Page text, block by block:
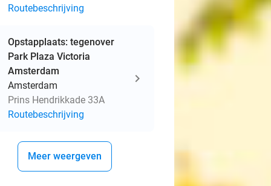
Routebeschrijving
Opstapplaats: tegenover
Park Plaza Victoria
Amsterdam
Amsterdam
Prins Hendrikkade 33A
Routebeschrijving
Meer weergeven